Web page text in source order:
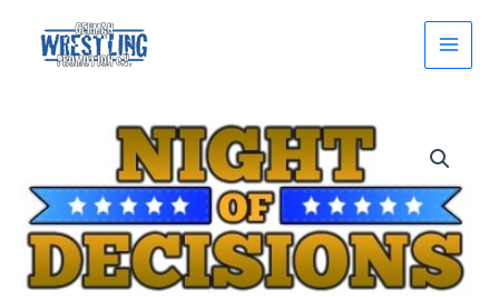
springen